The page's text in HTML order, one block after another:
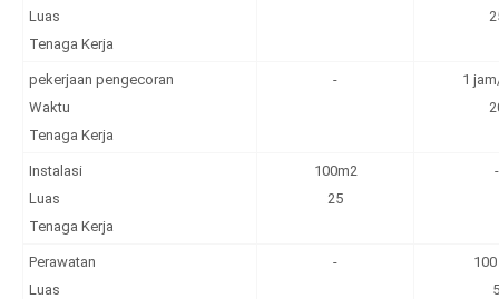
Luas
Tenaga Kerja
pekerjaan pengecoran
Waktu
Tenaga Kerja
-
1
Instalasi
Luas
Tenaga Kerja
100m2
25
-
Perawatan
Luas
-
5